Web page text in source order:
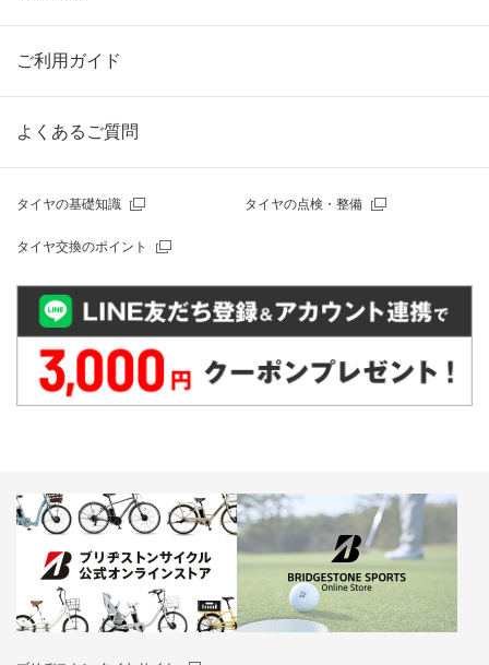
ご利用ガイド
よくあるご質問
タイヤの基礎知識 タイヤの点検・整備
タイヤ交換のポイント